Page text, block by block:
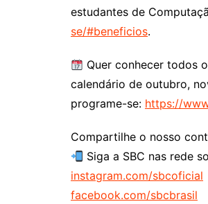
estudantes de
se/#beneficios.
Quer conhecer todos
calendário de outubro,
programe-se: https://
Compartilhe o nosso
Siga a SBC nas rede
instagram.com/sbcoficial
facebook.com/sbcbrasil